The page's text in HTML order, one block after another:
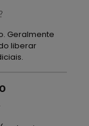
Geralmente
liberar